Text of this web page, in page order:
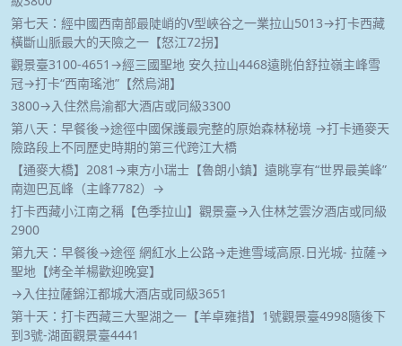
第七天：經中國西南部最陡峭的V型峽谷之一業拉山5013→打卡西藏
橫斷山脈最大的天險之一【怒江72拐】
觀景臺3100-4651→經三國聖地 安久拉山4468遠眺伯舒拉嶺主峰雪
冠→打卡“西南瑤池”【然烏湖】
3800→入住然烏渝都大酒店或同級3300
第八天：早餐後→途徑中國保護最完整的原始森林秘境 →打卡通麥天
險路段上不同歷史時期的第三代跨江大橋
【通麥大橋】2081→東方小瑞士【魯朗小鎮】遠眺享有“世界最美峰”
南迦巴瓦峰（主峰7782）→
打卡西藏小江南之稱【色季拉山】觀景臺→入住林芝雲汐酒店或同級
2900
第九天：早餐後→途徑 網紅水上公路→走進雪域高原.日光城- 拉薩→
聖地【烤全羊楊歡迎晚宴】
→入住拉薩錦江都城大酒店或同級3651
第十天：打卡西藏三大聖湖之一【羊卓雍措】1號觀景臺4998隨後下
到3號-湖面觀景臺4441